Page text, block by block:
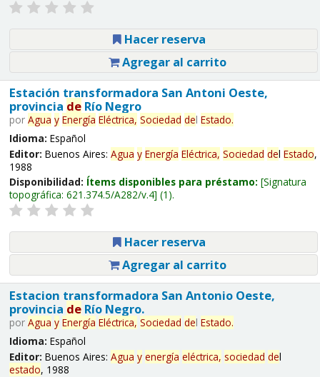
Hacer reserva
Agregar al carrito
Estación transformadora San Antoni Oeste,
provincia deRío Negro
por Agua y Energía Eléctrica, Sociedad del Estado.
Idioma: Español
Editor: Buenos Aires: Agua y Energía Eléctrica, Sociedad del Estado,
1988
Disponibilidad: Ítems disponibles para préstamo: Signatura
topográfica: 621.374.5/A282/v.4 (1).
Hacer reserva
Agregar al carrito
Estacion transformadora San Antonio Oeste,
provincia deRío Negro.
por Agua y Energía Eléctrica, Sociedad del Estado.
Idioma: Español
Editor: Buenos Aires: Agua y energía eléctrica, sociedad del
estado, 1988